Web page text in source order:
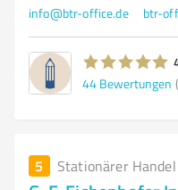
info@btr-office.de btr-
44 Bewertungen
5 Stationärer Handel